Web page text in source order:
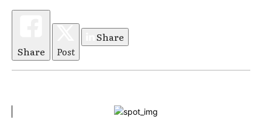
Share Post
Share